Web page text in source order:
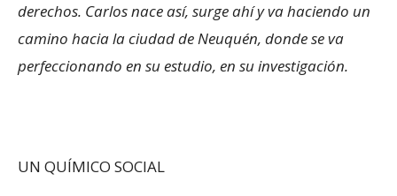
derechos. Carlos nace así, surge ahí y va haciendo un
camino hacia la ciudad de Neuquén, donde se va
perfeccionando en su estudio, en su investigación.
UN QUÍMICO SOCIAL